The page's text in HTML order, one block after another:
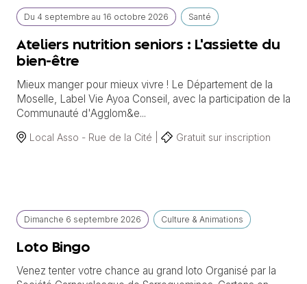
Du 4 septembre au 16 octobre 2026 Santé
Ateliers nutrition seniors : L'assiette du
bien-être
Mieux manger pour mieux vivre ! Le Département de la
Moselle, Label Vie Ayoa Conseil, avec la participation de la
Communauté d'Agglom&e...
Local Asso - Rue de la Cité | Gratuit sur inscription
Dimanche 6 septembre 2026 Culture & Animations
Loto Bingo
Venez tenter votre chance au grand loto Organisé par la